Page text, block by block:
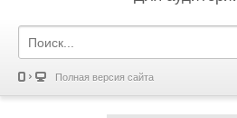
Полная версия сайта